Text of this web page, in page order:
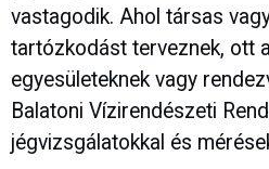
vastagodik. Ahol társas
tartózkodást terveznek, ott
egyesületeknek vagy
Balatoni Vízirendészeti
jégvizsgálatokkal és